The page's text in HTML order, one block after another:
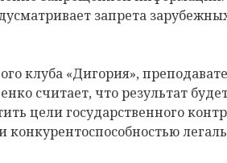
запрета
клуба «Дигория»,
считает, что результат
цели государственного
конкурентоспособностью